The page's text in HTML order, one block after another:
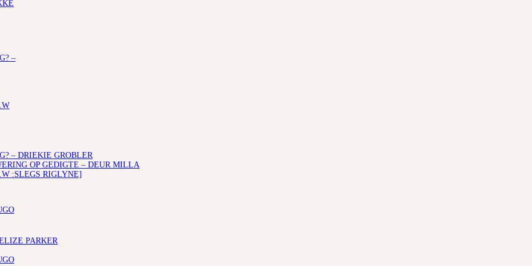
–
– DRIEKIE GROBLER
OP GEDIGTE – DEUR MILLA
:SLEGS RIGLYNE]
PARKER